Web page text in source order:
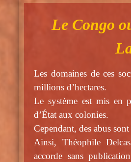
Le Congo
Les domaines de ces
millions d’hectares.
Le système est mis en
d’État aux colonies.
Cependant, des abus sont
Ainsi, Théophile
accorde sans